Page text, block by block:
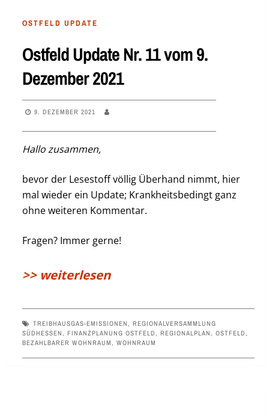
OSTFELD UPDATE
Ostfeld Update Nr. 11 vom 9.
Dezember 2021
9. DEZEMBER 2021
Hallo zusammen,
bevor der Lesestoff völlig Überhand nimmt, hier
mal wieder ein Update; Krankheitsbedingt ganz
ohne weiteren Kommentar.
Fragen? Immer gerne!
>> weiterlesen
TREIBHAUSGAS-EMISSIONEN, REGIONALVERSAMMLUNG
SÜDHESSEN, FINANZPLANUNG OSTFELD, REGIONALPLAN, OSTFELD,
BEZAHLBARER WOHNRAUM, WOHNRAUM